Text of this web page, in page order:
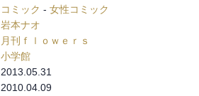
コミック - 女性コミック
岩本ナオ
月刊ｆｌｏｗｅｒｓ
小学館
2013.05.31
2010.04.09